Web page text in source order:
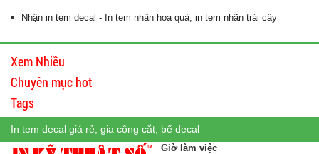
Nhận in tem decal - In tem nhãn hoa quả, in tem nhãn trái cây
Xem Nhiều
Chuyên mục hot
Tags
In tem decal giá rẻ, gia công cắt, bế decal
Giờ làm việc